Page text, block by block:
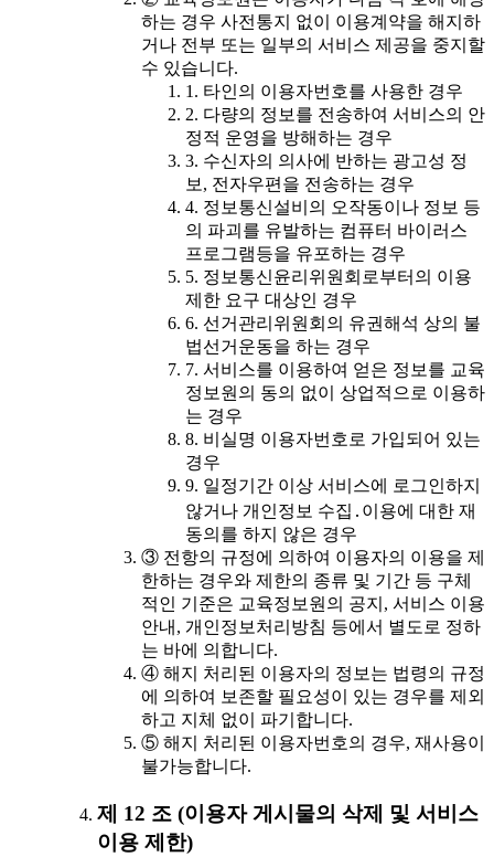
하는 경우 사전통지 없이 이용계약을 해지하
거나 전부 또는 일부의 서비스 제공을 중지할
수 있습니다.
1. 타인의 이용자번호를 사용한 경우
2. 다량의 정보를 전송하여 서비스의 안
정적 운영을 방해하는 경우
3. 수신자의 의사에 반하는 광고성 정
보, 전자우편을 전송하는 경우
4. 정보통신설비의 오작동이나 정보 등
의 파괴를 유발하는 컴퓨터 바이러스
프로그램등을 유포하는 경우
5. 정보통신윤리위원회로부터의 이용
제한 요구 대상인 경우
6. 선거관리위원회의 유권해석 상의 불
법선거운동을 하는 경우
7. 서비스를 이용하여 얻은 정보를 교육
정보원의 동의 없이 상업적으로 이용하
는 경우
8. 비실명 이용자번호로 가입되어 있는
경우
9. 일정기간 이상 서비스에 로그인하지
않거나 개인정보 수집․이용에 대한 재
동의를 하지 않은 경우
③ 전항의 규정에 의하여 이용자의 이용을 제
한하는 경우와 제한의 종류 및 기간 등 구체
적인 기준은 교육정보원의 공지, 서비스 이용
안내, 개인정보처리방침 등에서 별도로 정하
는 바에 의합니다.
④ 해지 처리된 이용자의 정보는 법령의 규정
에 의하여 보존할 필요성이 있는 경우를 제외
하고 지체 없이 파기합니다.
⑤ 해지 처리된 이용자번호의 경우, 재사용이
불가능합니다.
제 12 조 (이용자 게시물의 삭제 및 서비스
이용 제한)